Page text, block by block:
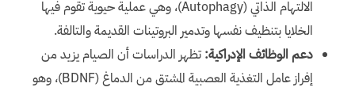
الالتهام الذاتي (Autophagy)، وهي عملية حيوية تقوم فيها
الخلايا بتنظيف نفسها وتدمير البروتينات القديمة والتالفة.
دعم الوظائف الإدراكية: تظهر الدراسات أن الصيام يزيد من
إفراز عامل التغذية العصبية المشتق من الدماغ (BDNF)، وهو